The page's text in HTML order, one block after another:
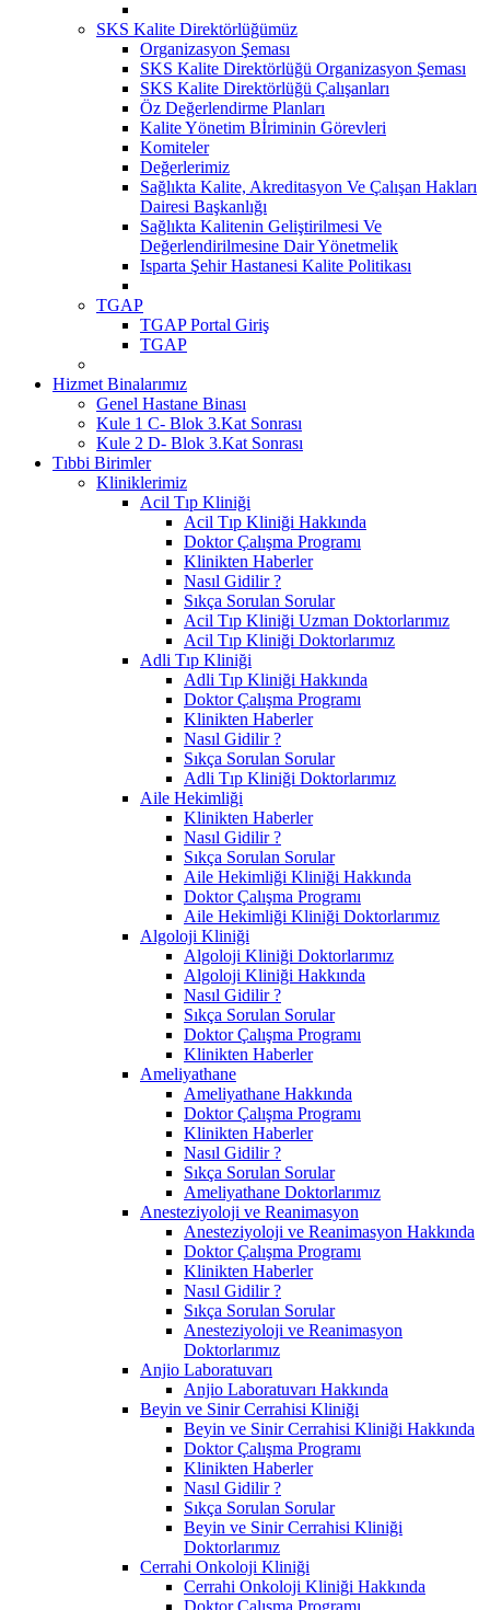
SKS Kalite Direktörlüğümüz
Organizasyon Şeması
SKS Kalite Direktörlüğü Organizasyon Şeması
SKS Kalite Direktörlüğü Çalışanları
Öz Değerlendirme Planları
Kalite Yönetim Bİriminin Görevleri
Komiteler
Değerlerimiz
Sağlıkta Kalite, Akreditasyon Ve Çalışan Hakları
Dairesi Başkanlığı
Sağlıkta Kalitenin Geliştirilmesi Ve
Değerlendirilmesine Dair Yönetmelik
Isparta Şehir Hastanesi Kalite Politikası
TGAP
TGAP Portal Giriş
TGAP
Hizmet Binalarımız
Genel Hastane Binası
Kule 1 C- Blok 3.Kat Sonrası
Kule 2 D- Blok 3.Kat Sonrası
Tıbbi Birimler
Kliniklerimiz
Acil Tıp Kliniği
Acil Tıp Kliniği Hakkında
Doktor Çalışma Programı
Klinikten Haberler
Nasıl Gidilir ?
Sıkça Sorulan Sorular
Acil Tıp Kliniği Uzman Doktorlarımız
Acil Tıp Kliniği Doktorlarımız
Adli Tıp Kliniği
Adli Tıp Kliniği Hakkında
Doktor Çalışma Programı
Klinikten Haberler
Nasıl Gidilir ?
Sıkça Sorulan Sorular
Adli Tıp Kliniği Doktorlarımız
Aile Hekimliği
Klinikten Haberler
Nasıl Gidilir ?
Sıkça Sorulan Sorular
Aile Hekimliği Kliniği Hakkında
Doktor Çalışma Programı
Aile Hekimliği Kliniği Doktorlarımız
Algoloji Kliniği
Algoloji Kliniği Doktorlarımız
Algoloji Kliniği Hakkında
Nasıl Gidilir ?
Sıkça Sorulan Sorular
Doktor Çalışma Programı
Klinikten Haberler
Ameliyathane
Ameliyathane Hakkında
Doktor Çalışma Programı
Klinikten Haberler
Nasıl Gidilir ?
Sıkça Sorulan Sorular
Ameliyathane Doktorlarımız
Anesteziyoloji ve Reanimasyon
Anesteziyoloji ve Reanimasyon Hakkında
Doktor Çalışma Programı
Klinikten Haberler
Nasıl Gidilir ?
Sıkça Sorulan Sorular
Anesteziyoloji ve Reanimasyon
Doktorlarımız
Anjio Laboratuvarı
Anjio Laboratuvarı Hakkında
Beyin ve Sinir Cerrahisi Kliniği
Beyin ve Sinir Cerrahisi Kliniği Hakkında
Doktor Çalışma Programı
Klinikten Haberler
Nasıl Gidilir ?
Sıkça Sorulan Sorular
Beyin ve Sinir Cerrahisi Kliniği
Doktorlarımız
Cerrahi Onkoloji Kliniği
Cerrahi Onkoloji Kliniği Hakkında
Doktor Çalışma Programı